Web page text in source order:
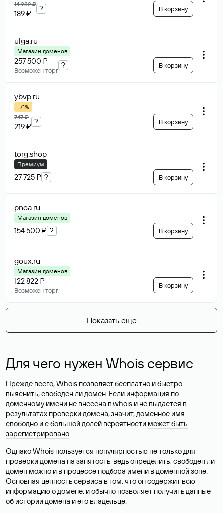
14 982 ₽
189 ₽
? В корзину
ulga.ru
Магазин доменов
257 500 ₽
Возможен торг
? В корзину
ybvp.ru
-71%
747 ₽
219 ₽
? В корзину
torg.shop
Премиум
27 725 ₽ ? В корзину
pnoa.ru
Магазин доменов
154 500 ₽ ? В корзину
goux.ru
Магазин доменов
122 822 ₽
Возможен торг
В корзину
Показать еще
Для чего нужен Whois сервис
Прежде всего, Whois позволяет бесплатно и быстро
выяснить, свободен ли домен. Если информация по
доменному имени не внесена в whois и не выдается в
результатах проверки домена, значит, доменное имя
свободно и с большой долей вероятности может быть
зарегистрировано.
Однако Whois пользуется популярностью не только для
проверки домена на занятость, ведь определить, свободен ли
домен можно и в процессе подбора имени в доменной зоне.
Основная ценность сервиса в том, что он содержит всю
информацию о домене, и обычно позволяет получить данные
об истории домена и его владельце.